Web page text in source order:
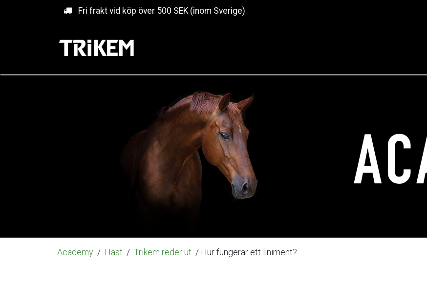
Fri frakt vid köp över 500 SEK (inom Sverige)
Academy / Häst / Trikem reder ut / Hur fungerar ett liniment?